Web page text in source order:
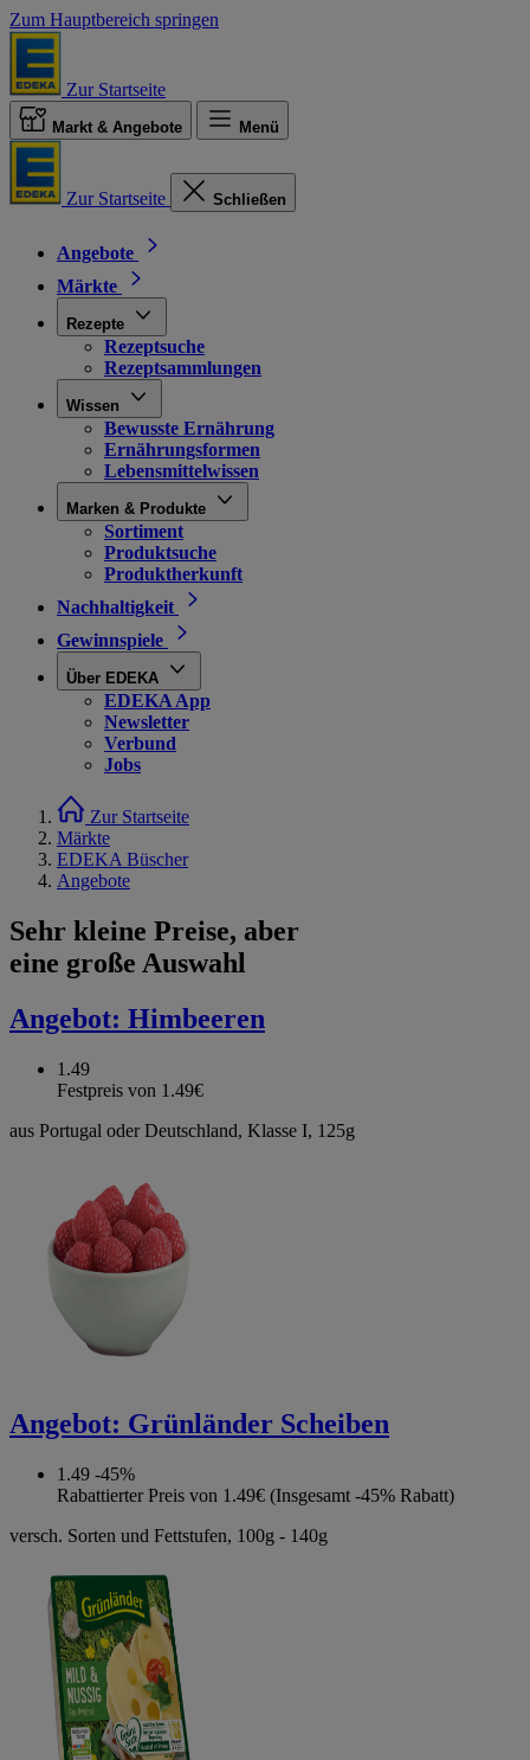
Zum Hauptbereich springen
Zur Startseite
Markt & Angebote Menü
Zur Startseite Schließen
Angebote
Märkte
Rezepte
Rezeptsuche
Rezeptsammlungen
Wissen
Bewusste Ernährung
Ernährungsformen
Lebensmittelwissen
Marken & Produkte
Sortiment
Produktsuche
Produktherkunft
Nachhaltigkeit
Gewinnspiele
Über EDEKA
EDEKA App
Newsletter
Verbund
Jobs
Zur Startseite
Märkte
EDEKA Büscher
Angebote
Sehr kleine Preise, aber
eine große Auswahl
Angebot: Himbeeren
1.49
Festpreis von 1.49€
aus Portugal oder Deutschland, Klasse I, 125g
Angebot: Grünländer Scheiben
1.49 -45%
Rabattierter Preis von 1.49€ (Insgesamt -45% Rabatt)
versch. Sorten und Fettstufen, 100g - 140g